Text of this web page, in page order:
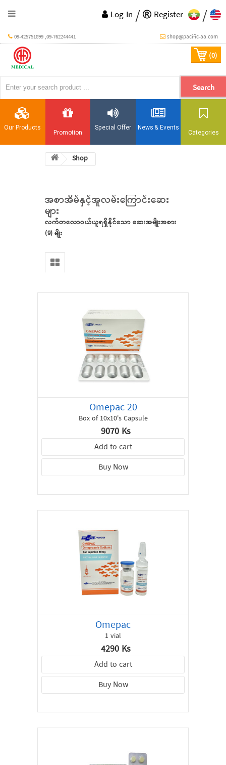
/
Register
/
Log In
09-425751899 ,09-762244441 shop@pacific-aa.com
(0)
Search
Our Products
Promotion
Special Offer News & Events
Categories
Shop
အစာအိမ်နှင့်အူလမ်းကြောင်းဆေး
များ
လက်တလောဝယ်ယူရရှိနိုင်သော ဆေးအမျိုးအစား
(9) မျိုး
Omepac 20
Box of 10x10's Capsule
9070 Ks
Add to cart
Buy Now
Omepac
1 vial
4290 Ks
Add to cart
Buy Now